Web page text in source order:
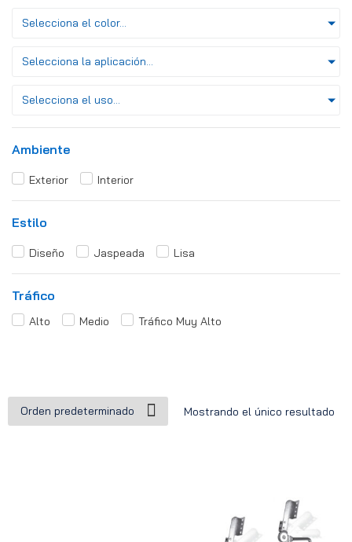
Selecciona el color...
Selecciona la aplicación...
Selecciona el uso...
Ambiente
Exterior Interior
Estilo
Diseño Jaspeada Lisa
Tráfico
Alto Medio Tráfico Muy Alto
Mostrando el único resultado